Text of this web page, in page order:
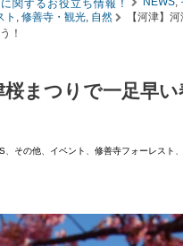
ト , 修善寺・観光, 自然
【河津】
！
桜まつりで一足早
その他 イベント 修善寺フォーレスト